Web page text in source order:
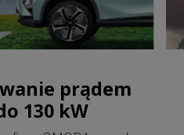
prądem
130 kW